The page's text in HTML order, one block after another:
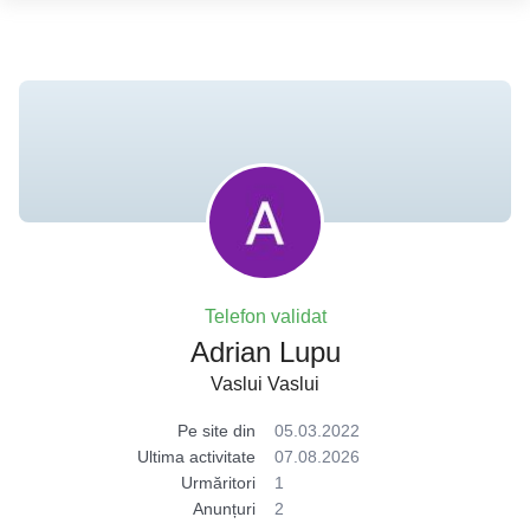
Telefon validat
Adrian Lupu
Vaslui Vaslui
Pe site din
05.03.2022
Ultima activitate
07.08.2026
Urmăritori
1
Anunțuri
2